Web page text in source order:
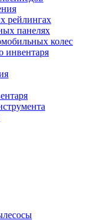
рейлингах
панелях
колес
инвентаря